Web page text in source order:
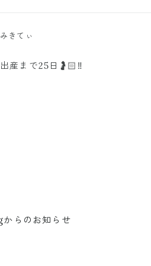
みきてぃ
出産まで25日🤰🏻‼️
らのお知らせ